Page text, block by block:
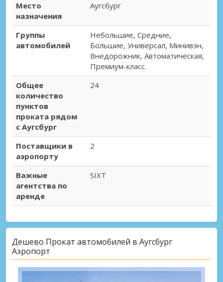
Место
назначения
Аугсбург
Группы
автомобилей
Небольшие, Средние,
Большие, Универсал, Минивэн,
Внедорожник, Автоматическая,
Премиум-класс.
Общее
количество
пунктов
проката рядом
с Аугсбург
24
Поставщики в
аэропорту
2
Важные
агентства по
аренде
SIXT
Дешево Прокат автомобилей в Аугсбург
Аэропорт